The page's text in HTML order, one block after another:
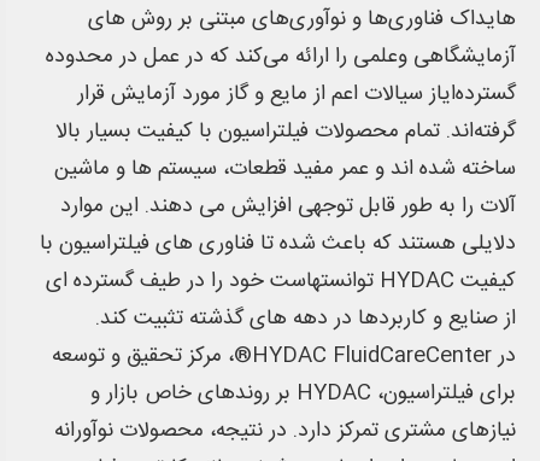
هایداک فناوری‌ها و نوآوری‌های مبتنی بر روش های
آزمایشگاهی وعلمی را ارائه می‌کند که در عمل در محدوده
گسترده‌ایاز سیالات اعم از مایع و گاز مورد آزمایش قرار
گرفته‌اند. تمام محصولات فیلتراسیون با کیفیت بسیار بالا
ساخته شده اند و عمر مفید قطعات، سیستم ها و ماشین
آلات را به طور قابل توجهی افزایش می دهند. این موارد
دلایلی هستند که باعث شده تا فناوری های فیلتراسیون با
کیفیت HYDAC توانستهاست خود را در طیف گسترده ای
از صنایع و کاربردها در دهه های گذشته تثبیت کند.
در HYDAC FluidCareCenter®، مرکز تحقیق و توسعه
برای فیلتراسیون، HYDAC بر روندهای خاص بازار و
نیازهای مشتری تمرکز دارد. در نتیجه، محصولات نوآورانه